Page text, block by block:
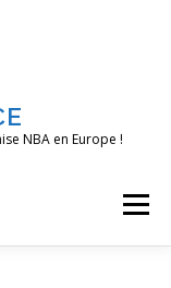
NBA en Europe !
Menu